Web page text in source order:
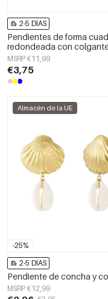
2-5 DÍAS
Pendientes de forma
redondeada con
concha.
MSRP €11,99
€3,75
-25%
Almacén de la UE
2-5 DÍAS
Pendiente de concha y
MSRP €12,99